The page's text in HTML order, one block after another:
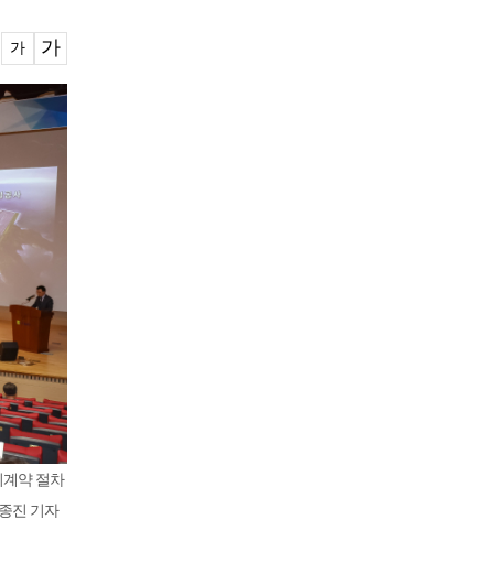
가 가
약 절차
진 기자